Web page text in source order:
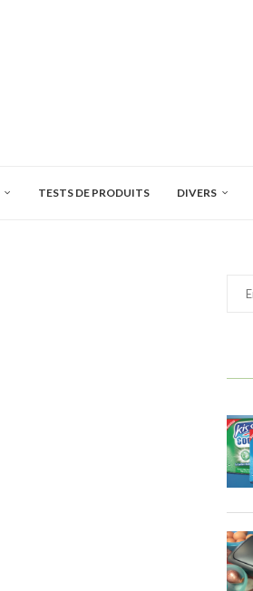
TESTS DE PRODUITS DIVERS